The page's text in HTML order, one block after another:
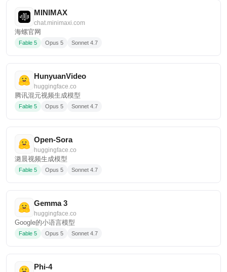
MINIMAX
chat.minimaxi.com
海螺官网
Fable 5 Opus 5 Sonnet 4.7
HunyuanVideo
huggingface.co
腾讯混元视频生成模型
Fable 5 Opus 5 Sonnet 4.7
Open-Sora
huggingface.co
潞晨视频生成模型
Fable 5 Opus 5 Sonnet 4.7
Gemma 3
huggingface.co
Google的小语言模型
Fable 5 Opus 5 Sonnet 4.7
Phi-4